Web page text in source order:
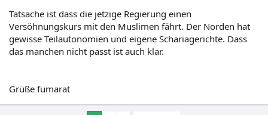
Tatsache ist dass die jetzige Regierung einen
Versöhnungskurs mit den Muslimen fährt. Der Norden hat
gewisse Teilautonomien und eigene Schariagerichte. Dass
das manchen nicht passt ist auch klar.
Grüße fumarat